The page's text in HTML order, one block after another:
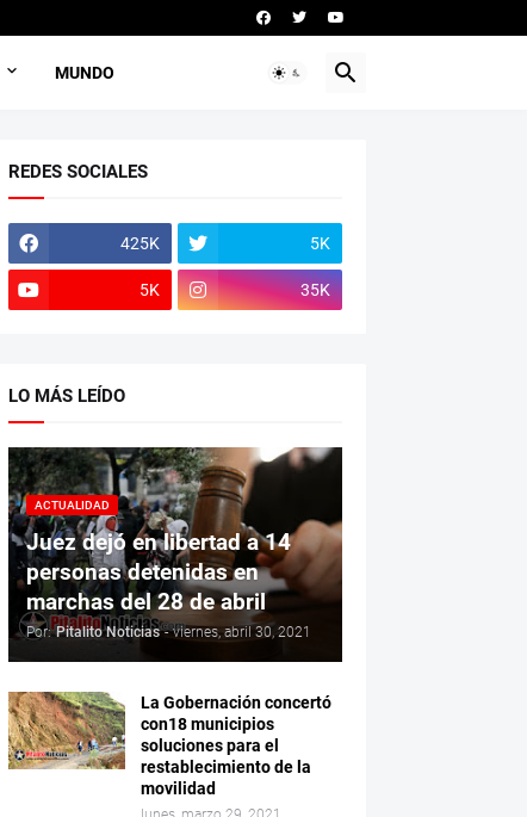
MUNDO
REDES SOCIALES
425K 5K
5K 35K
LO MÁS LEÍDO
ACTUALIDAD
Juez dejó en libertad a 14
personas detenidas en
marchas del 28 de abril
Por: Pitalito Noticias - viernes, abril 30, 2021
La Gobernación concertó
con18 municipios
soluciones para el
restablecimiento de la
movilidad